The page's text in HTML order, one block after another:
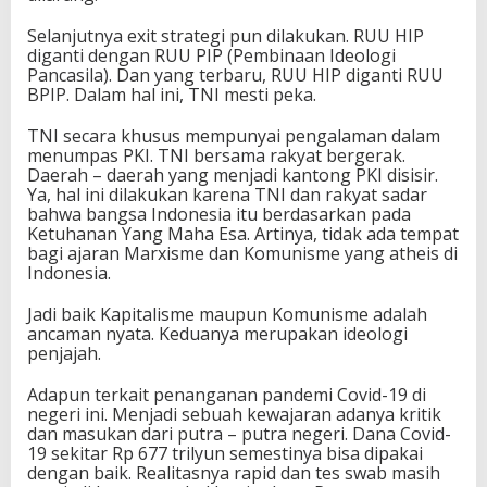
Selanjutnya exit strategi pun dilakukan. RUU HIP
diganti dengan RUU PIP (Pembinaan Ideologi
Pancasila). Dan yang terbaru, RUU HIP diganti RUU
BPIP. Dalam hal ini, TNI mesti peka.
TNI secara khusus mempunyai pengalaman dalam
menumpas PKI. TNI bersama rakyat bergerak.
Daerah – daerah yang menjadi kantong PKI disisir.
Ya, hal ini dilakukan karena TNI dan rakyat sadar
bahwa bangsa Indonesia itu berdasarkan pada
Ketuhanan Yang Maha Esa. Artinya, tidak ada tempat
bagi ajaran Marxisme dan Komunisme yang atheis di
Indonesia.
Jadi baik Kapitalisme maupun Komunisme adalah
ancaman nyata. Keduanya merupakan ideologi
penjajah.
Adapun terkait penanganan pandemi Covid-19 di
negeri ini. Menjadi sebuah kewajaran adanya kritik
dan masukan dari putra – putra negeri. Dana Covid-
19 sekitar Rp 677 trilyun semestinya bisa dipakai
dengan baik. Realitasnya rapid dan tes swab masih